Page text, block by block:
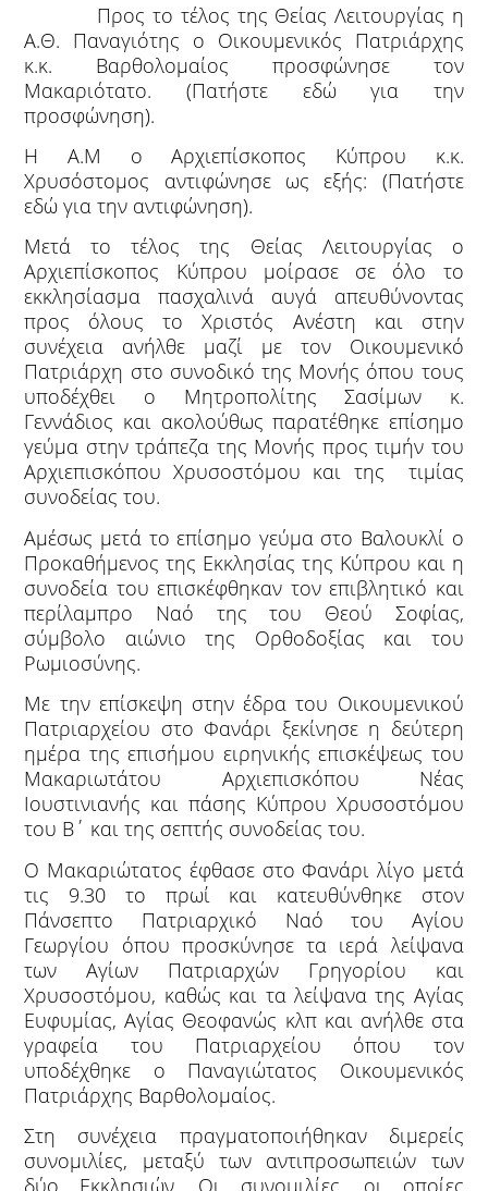
Προς το τέλος της Θείας Λειτουργίας η
Α.Θ. Παναγιότης ο Οικουμενικός Πατριάρχης
κ.κ. Βαρθολομαίος προσφώνησε τον
Μακαριότατο. (Πατήστε εδώ για την
προσφώνηση).
Η Α.Μ ο Αρχιεπίσκοπος Κύπρου κ.κ.
Χρυσόστομος αντιφώνησε ως εξής: (Πατήστε
εδώ για την αντιφώνηση).
Μετά το τέλος της Θείας Λειτουργίας ο
Αρχιεπίσκοπος Κύπρου μοίρασε σε όλο το
εκκλησίασμα πασχαλινά αυγά απευθύνοντας
προς όλους το Χριστός Ανέστη και στην
συνέχεια ανήλθε μαζί με τον Οικουμενικό
Πατριάρχη στο συνοδικό της Μονής όπου τους
υποδέχθει ο Μητροπολίτης Σασίμων κ.
Γεννάδιος και ακολούθως παρατέθηκε επίσημο
γεύμα στην τράπεζα της Μονής προς τιμήν του
Αρχιεπισκόπου Χρυσοστόμου και της τιμίας
συνοδείας του.
Αμέσως μετά το επίσημο γεύμα στο Βαλουκλί ο
Προκαθήμενος της Εκκλησίας της Κύπρου και η
συνοδεία του επισκέφθηκαν τον επιβλητικό και
περίλαμπρο Ναό της του Θεού Σοφίας,
σύμβολο αιώνιο της Ορθοδοξίας και του
Ρωμιοσύνης.
Με την επίσκεψη στην έδρα του Οικουμενικού
Πατριαρχείου στο Φανάρι ξεκίνησε η δεύτερη
ημέρα της επισήμου ειρηνικής επισκέψεως του
Μακαριωτάτου Αρχιεπισκόπου Νέας
Ιουστινιανής και πάσης Κύπρου Χρυσοστόμου
του Β΄ και της σεπτής συνοδείας του.
Ο Μακαριώτατος έφθασε στο Φανάρι λίγο μετά
τις 9.30 το πρωί και κατευθύνθηκε στον
Πάνσεπτο Πατριαρχικό Ναό του Αγίου
Γεωργίου όπου προσκύνησε τα ιερά λείψανα
των Αγίων Πατριαρχών Γρηγορίου και
Χρυσοστόμου, καθώς και τα λείψανα της Αγίας
Ευφυμίας, Αγίας Θεοφανώς κλπ και ανήλθε στα
γραφεία του Πατριαρχείου όπου τον
υποδέχθηκε ο Παναγιώτατος Οικουμενικός
Πατριάρχης Βαρθολομαίος.
Στη συνέχεια πραγματοποιήθηκαν διμερείς
συνομιλίες, μεταξύ των αντιπροσωπειών των
δύο Εκκλησιών. Οι συνομιλίες, οι οποίες